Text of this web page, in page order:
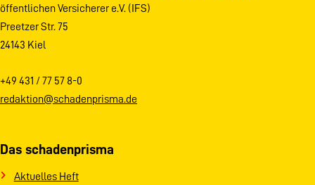
öffentlichen Versicherer e.V. (IFS)
Preetzer Str. 75
24143 Kiel
+49 431 / 77 57 8-0
redaktion@schadenprisma.de
Das schadenprisma
Aktuelles Heft